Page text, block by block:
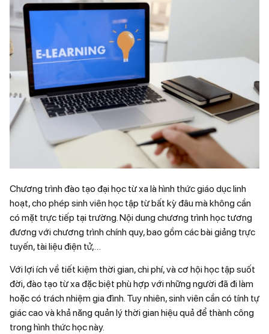
Chương trình đào tạo đại học từ xa là hình thức giáo dục linh
hoạt, cho phép sinh viên học tập từ bất kỳ đâu mà không cần
có mặt trực tiếp tại trường. Nội dung chương trình học tương
đương với chương trình chính quy, bao gồm các bài giảng trực
tuyến, tài liệu điện tử,…
Với lợi ích về tiết kiệm thời gian, chi phí, và cơ hội học tập suốt
đời, đào tạo từ xa đặc biệt phù hợp với những người đã đi làm
hoặc có trách nhiệm gia đình. Tuy nhiên, sinh viên cần có tính tự
giác cao và khả năng quản lý thời gian hiệu quả để thành công
trong hình thức học này.